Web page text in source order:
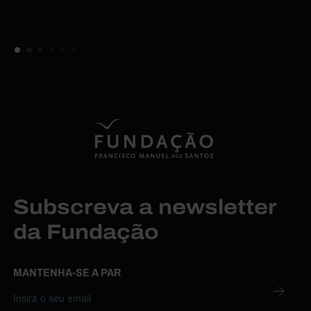
Subscreva a newsletter
da Fundação
MANTENHA-SE A PAR